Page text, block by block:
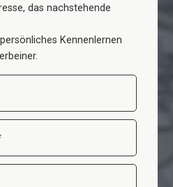
das nachstehende
Kennenlernen